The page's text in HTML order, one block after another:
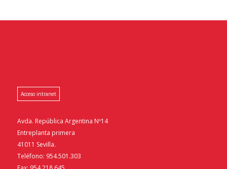
Acceso intranet
Avda. República Argentina Nº14
Entreplanta primera
41011 Sevilla.
Teléfono: 954.501.303